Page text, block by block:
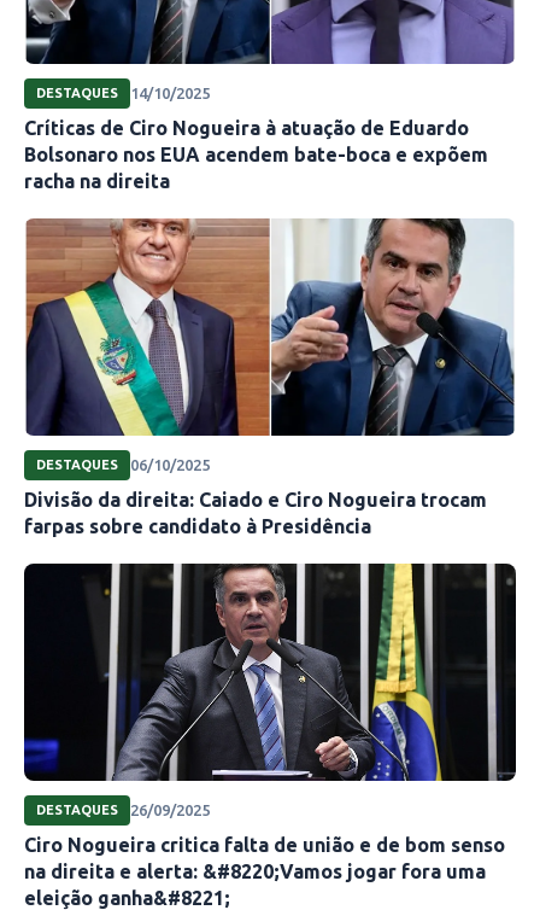
DESTAQUES 14/10/2025
Críticas de Ciro Nogueira à atuação de Eduardo
Bolsonaro nos EUA acendem bate-boca e expõem
racha na direita
DESTAQUES 06/10/2025
Divisão da direita: Caiado e Ciro Nogueira trocam
farpas sobre candidato à Presidência
DESTAQUES 26/09/2025
Ciro Nogueira critica falta de união e de bom senso
na direita e alerta: &#8220;Vamos jogar fora uma
eleição ganha&#8221;